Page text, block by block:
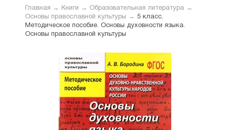
Главная → Книги → Образовательная литература→
Основы православной культуры →
5 класс.
Методическое пособие. Основы духовности языка.
Основы православной культуры